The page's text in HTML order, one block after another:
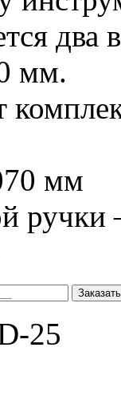
два
мм.
мм
ручки
Заказать
25